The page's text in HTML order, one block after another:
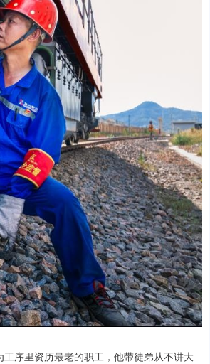
序里资历最老的职工，他带徒弟从不讲大